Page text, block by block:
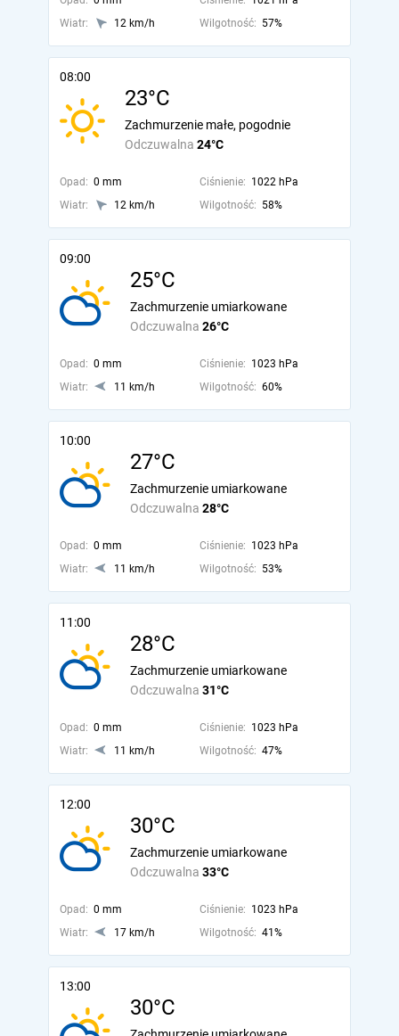
Wiatr:
12 km/h Wilgotność: 57%
08:00
23°C
Odczuwalna 24°C
Zachmurzenie małe, pogodnie
Opad: 0 mm Ciśnienie: 1022 hPa
Wiatr:
12 km/h Wilgotność: 58%
09:00
25°C
Odczuwalna 26°C
Zachmurzenie umiarkowane
Opad: 0 mm Ciśnienie: 1023 hPa
Wiatr:
11 km/h Wilgotność: 60%
10:00
27°C
Odczuwalna 28°C
Zachmurzenie umiarkowane
Opad: 0 mm Ciśnienie: 1023 hPa
Wiatr:
11 km/h Wilgotność: 53%
11:00
28°C
Odczuwalna 31°C
Zachmurzenie umiarkowane
Opad: 0 mm Ciśnienie: 1023 hPa
Wiatr:
11 km/h Wilgotność: 47%
12:00
30°C
Odczuwalna 33°C
Zachmurzenie umiarkowane
Opad: 0 mm Ciśnienie: 1023 hPa
Wiatr:
17 km/h Wilgotność: 41%
13:00
30°C